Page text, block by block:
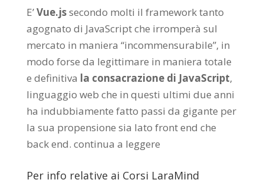
E’Vue.jssecondo molti il framework tanto
agognato di JavaScript che irromperà sul
mercato in maniera “incommensurabile”, in
modo forse da legittimare in maniera totale
e definitiva la consacrazione di JavaScript,
linguaggio web che in questi ultimi due anni
ha indubbiamente fatto passi da gigante per
la sua propensione sia lato front end che
back end. continua a leggere
Per info relative ai Corsi LaraMind